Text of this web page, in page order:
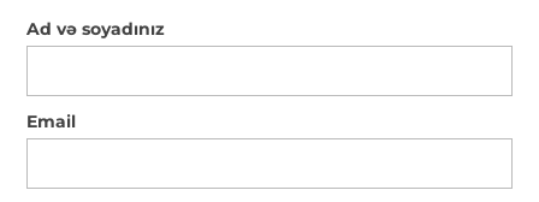
Ad və soyadınız
Email